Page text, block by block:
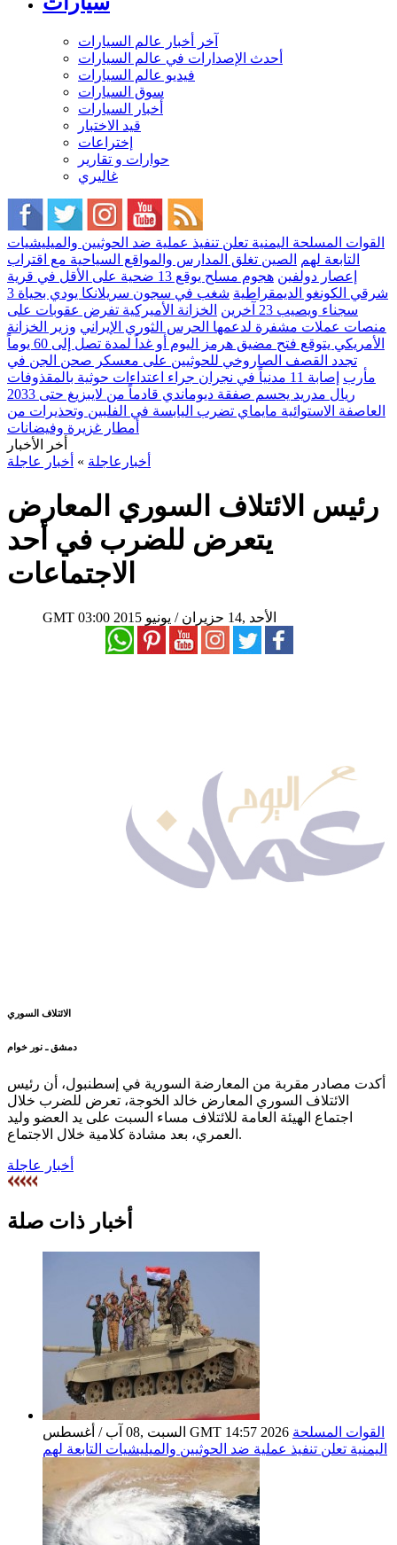
آخر أخبار عالم السيارات
أحدث الإصدارات في عالم السيارات
فيديو عالم السيارات
سوق السيارات
أخبار السيارات
قيد الاختبار
إختراعات
حوارات و تقارير
غاليري
القوات المسلحة اليمنية تعلن تنفيذ عملية ضد الحوثيين والميليشيات
التابعة لهم
الصين تغلق المدارس والمواقع السياحية مع اقتراب
إعصار دولفين
هجوم مسلح يوقع 13 ضحية على الأقل في قرية
شرقي الكونغو الديمقراطية
شغب في سجون سريلانكا يودي بحياة 3
سجناء ويصيب 23 آخرين
الخزانة الأميركية تفرض عقوبات على
منصات عملات مشفرة لدعمها الحرس الثوري الإيراني وزير الخزانة
الأمريكي يتوقع فتح مضيق هرمز اليوم أو غداً لمدة تصل إلى 60 يوماً
تجدد القصف الصاروخي للحوثيين على معسكر صحن الجن في
مأرب إصابة 11 مدنياً في نجران جراء اعتداءات حوثية بالمقذوفات
ريال مدريد يحسم صفقة ديوماندي قادماً من لايبزيغ حتى 2033
العاصفة الاستوائية مايماي تضرب اليابسة في الفلبين وتحذيرات من
أمطار غزيرة وفيضانات
أخر الأخبار
أخبارعاجلة » أخبار عاجلة
رئيس الائتلاف السوري المعارض
يتعرض للضرب في أحد
الاجتماعات
GMT 03:00 2015 الأحد ,14 حزيران / يونيو
الائتلاف السوري
دمشق ـ نور خوام
أكدت مصادر مقربة من المعارضة السورية في إسطنبول، أن رئيس
الائتلاف السوري المعارض خالد الخوجة، تعرض للضرب خلال
اجتماع الهيئة العامة للائتلاف مساء السبت على يد العضو وليد
العمري، بعد مشادة كلامية خلال الاجتماع.
أخبار عاجلة
أخبار ذات صلة
السبت ,08 آب / أغسطس GMT 14:57 2026 القوات المسلحة
اليمنية تعلن تنفيذ عملية ضد الحوثيين والميليشيات التابعة لهم